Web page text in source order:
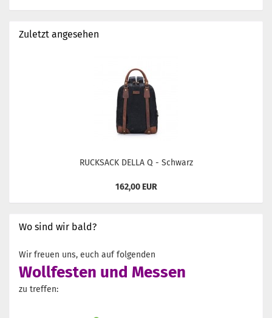
Zuletzt angesehen
RUCKSACK DELLA Q - Schwarz
162,00 EUR
Wo sind wir bald?
Wir freuen uns, euch auf folgenden
Wollfesten und Messen
zu treffen: